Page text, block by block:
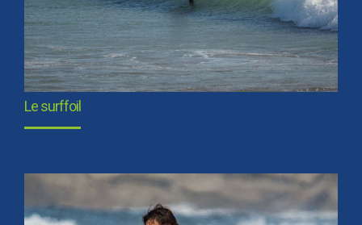
Le surffoil